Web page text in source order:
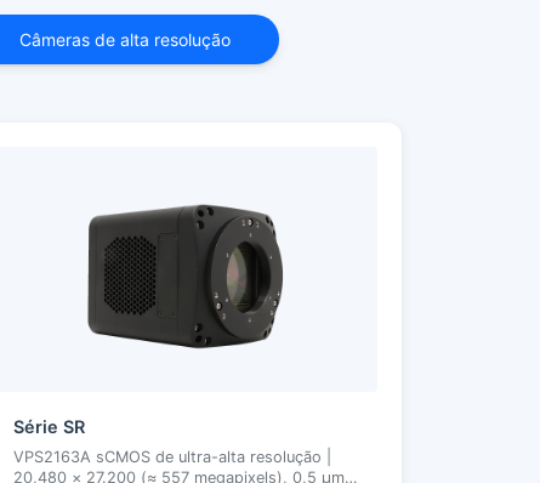
Câmeras de alta resolução
Série SR
VPS2163A sCMOS de ultra-alta resolução |
20,480 × 27.200 (≈ 557 megapixels), 0,5 µm,